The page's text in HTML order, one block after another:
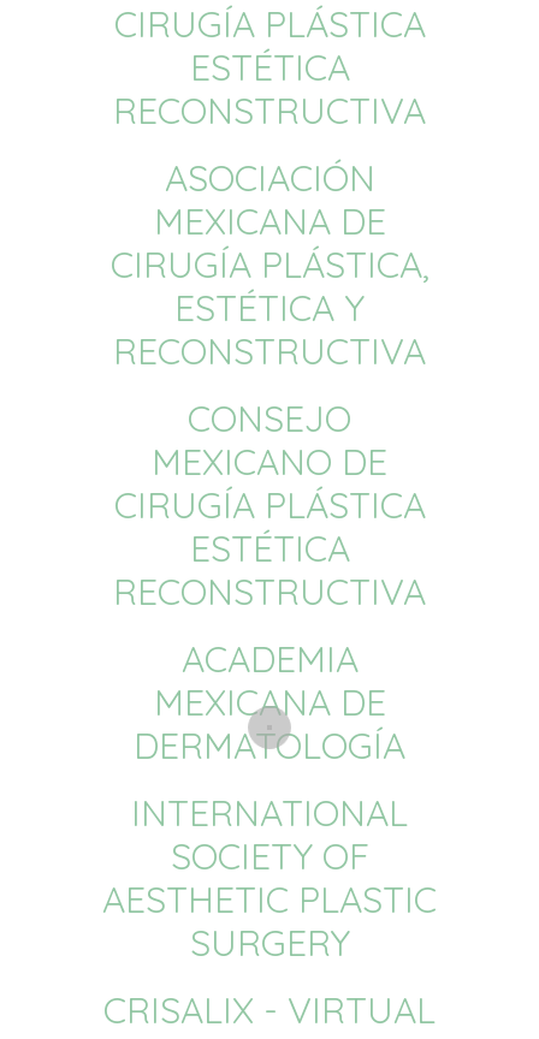
CIRUGÍA PLÁSTICA
ESTÉTICA
RECONSTRUCTIVA
ASOCIACIÓN
MEXICANA DE
CIRUGÍA PLÁSTICA,
ESTÉTICA Y
RECONSTRUCTIVA
CONSEJO
MEXICANO DE
CIRUGÍA PLÁSTICA
ESTÉTICA
RECONSTRUCTIVA
ACADEMIA
MEXICANA DE
DERMATOLOGÍA
INTERNATIONAL
SOCIETY OF
AESTHETIC PLASTIC
SURGERY
CRISALIX - VIRTUAL